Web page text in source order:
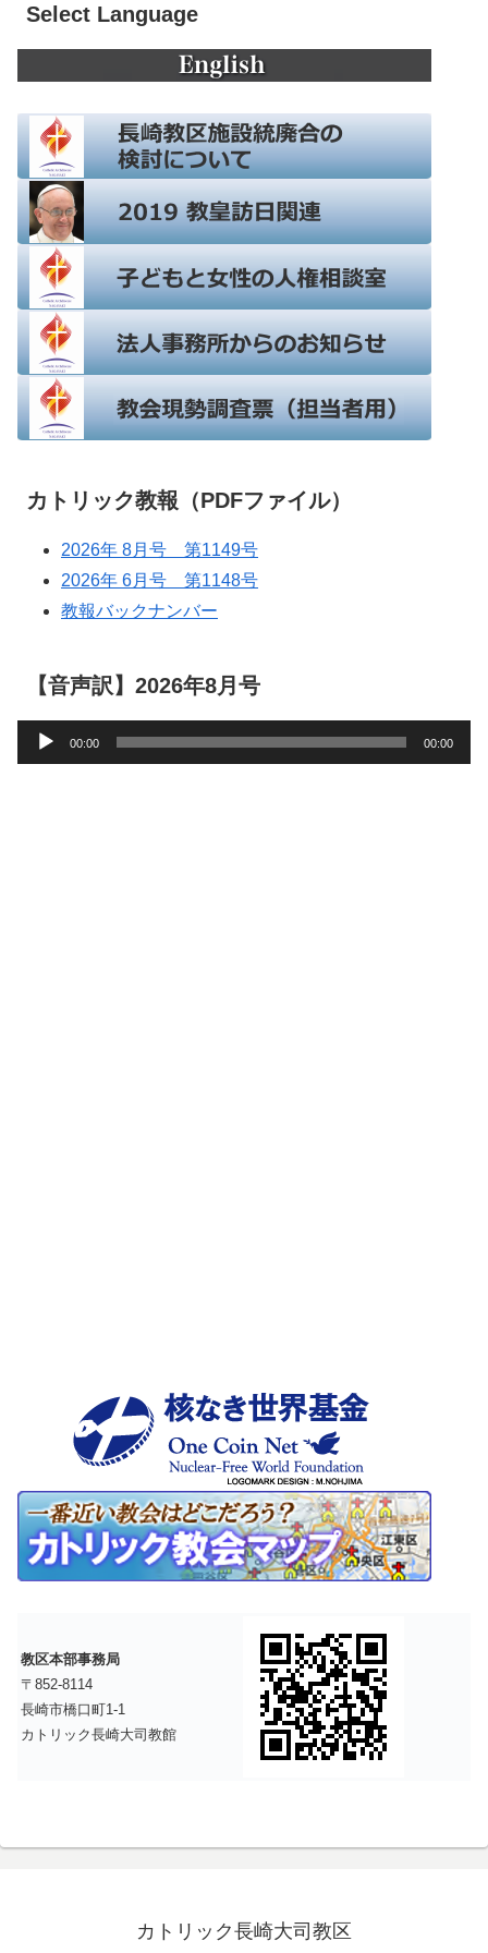
Select Language
カトリック教報（PDFファイル）
2026年 8月号 第1149号
2026年 6月号 第1148号
教報バックナンバー
【音声訳】2026年8月号
声
00:00 00:00
教区本部事務局
〒852-8114
長崎市橋口町1-1
カトリック長崎大司教館
カトリック長崎大司教区